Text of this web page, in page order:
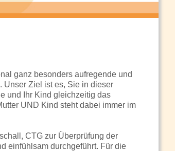
ganz besonders aufregende und
Unser Ziel ist es, Sie in dieser
und Ihr Kind gleichzeitig das
UND Kind steht dabei immer im
CTG zur Überprüfung der
einfühlsam durchgeführt. Für die